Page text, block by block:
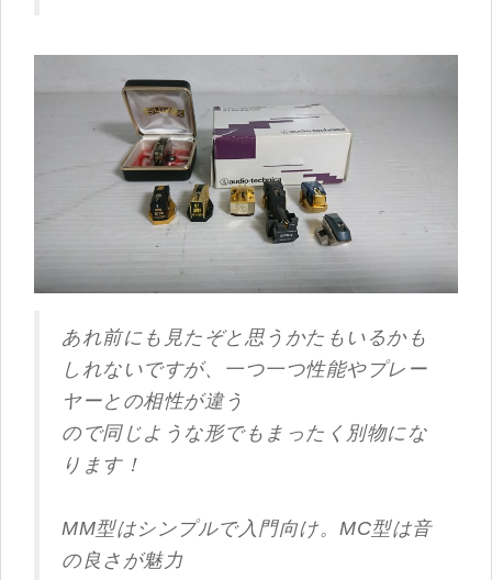
あれ前にも見たぞと思うかたもいるかも
しれないですが、一つ一つ性能やプレー
ヤーとの相性が違う
ので同じような形でもまったく別物にな
ります！
MM型はシンプルで入門向け。MC型は音
の良さが魅力